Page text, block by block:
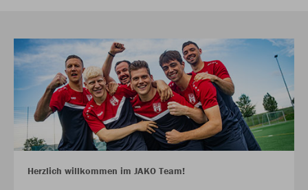
Herzlich willkommen im JAKO Team!